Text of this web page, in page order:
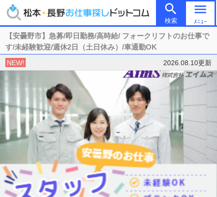

検索
menu
ﾒﾆｭｰ
【安曇野市】急募/即日勤務/高時給/ フォークリフトのお仕事で
す/未経験歓迎/週休2日（土日休み）/車通勤OK
NEW! 2026.08.10更新